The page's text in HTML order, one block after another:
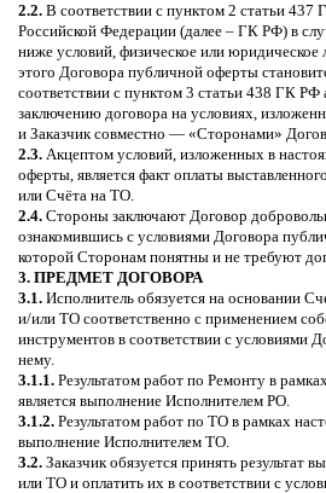
2.2. В соответствии с пунктом 2 статьи 437
Российской Федерации (далее – ГК РФ) в
ниже условий, физическое или юридическое
этого Договора публичной оферты
соответствии с пунктом 3 статьи 438 ГК РФ
заключению договора на условиях,
и Заказчик совместно — «Сторонами»
2.3. Акцептом условий, изложенных в
оферты, является факт оплаты
или Счёта на ТО.
2.4. Стороны заключают Договор
ознакомившись с условиями Договора
которой Сторонам понятны и не требуют
3. ПРЕДМЕТ ДОГОВОРА
3.1. Исполнитель обязуется на основании
и/или ТО соответственно с применением
инструментов в соответствии с условиями
нему.
3.1.1. Результатом работ по Ремонту в
является выполнение Исполнителем РО.
3.1.2. Результатом работ по ТО в рамках
выполнение Исполнителем ТО.
3.2. Заказчик обязуется принять результат
или ТО и оплатить их в соответствии с